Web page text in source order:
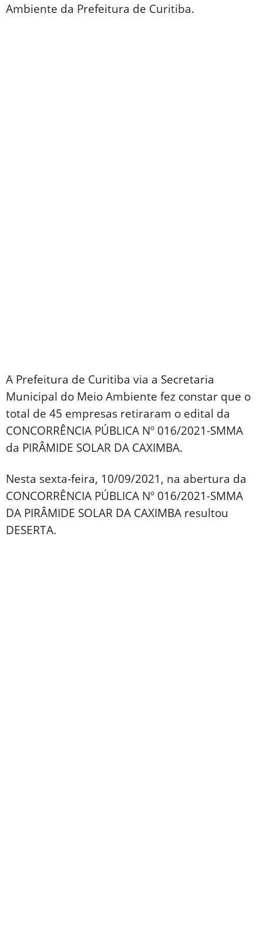
Ambiente da Prefeitura de Curitiba.
A Prefeitura de Curitiba via a Secretaria
Municipal do Meio Ambiente fez constar que o
total de 45 empresas retiraram o edital da
CONCORRÊNCIA PÚBLICA Nº 016/2021-SMMA
da PIRÂMIDE SOLAR DA CAXIMBA.
Nesta sexta-feira, 10/09/2021, na abertura da
CONCORRÊNCIA PÚBLICA Nº 016/2021-SMMA
DA PIRÂMIDE SOLAR DA CAXIMBA resultou
DESERTA.